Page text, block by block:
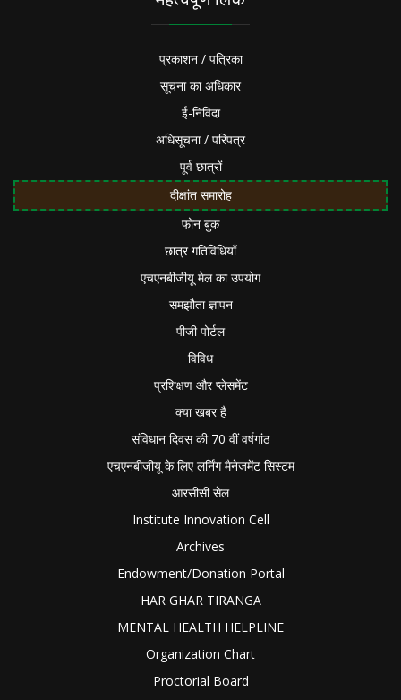
प्रकाशन / पत्रिका
सूचना का अधिकार
ई-निविदा
अधिसूचना / परिपत्र
पूर्व छात्रों
दीक्षांत समारोह
फोन बुक
छात्र गतिविधियाँ
एचएनबीजीयू मेल का उपयोग
समझौता ज्ञापन
पीजी पोर्टल
विविध
प्रशिक्षण और प्लेसमेंट
क्या खबर है
संविधान दिवस की 70 वीं वर्षगांठ
एचएनबीजीयू के लिए लर्निंग मैनेजमेंट सिस्टम
आरसीसी सेल
Institute Innovation Cell
Archives
Endowment/Donation Portal
HAR GHAR TIRANGA
MENTAL HEALTH HELPLINE
Organization Chart
Proctorial Board